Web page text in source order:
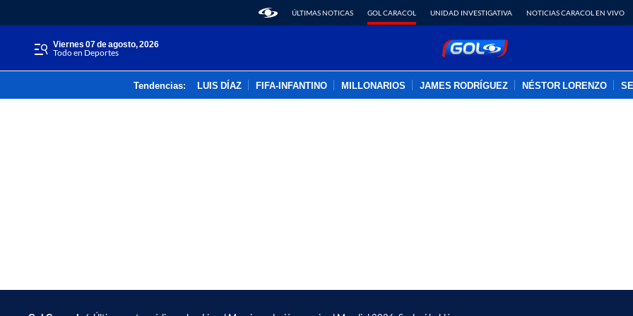
ÚLTIMAS NOTICAS GOL CARACOL UNIDAD INVESTIGATIVA NOTICIAS CARACOL EN VIVO
viernes 07 de agosto, 2026
Todo en Deportes
Tendencias: LUIS DÍAZ FIFA-INFANTINO MILLONARIOS JAMES RODRÍGUEZ NÉSTOR LORENZO